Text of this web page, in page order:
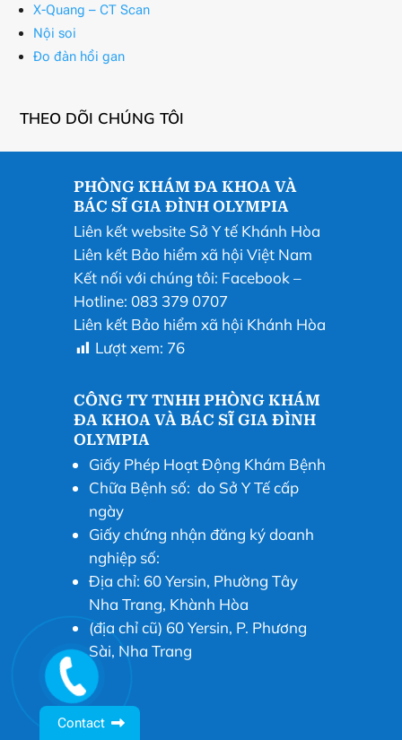
X-Quang – CT Scan
Nội soi
Đo đàn hồi gan
THEO DÕI CHÚNG TÔI
PHÒNG KHÁM ĐA KHOA VÀ
BÁC SĨ GIA ĐÌNH OLYMPIA
Liên kết website Sở Y tế Khánh Hòa
Liên kết Bảo hiểm xã hội Việt Nam
Kết nối với chúng tôi: Facebook–
Hotline: 083 379 0707
Liên kết Bảo hiểm xã hội Khánh Hòa
Lượt xem: 76
CÔNG TY TNHH PHÒNG KHÁM
ĐA KHOA VÀ BÁC SĨ GIA ĐÌNH
OLYMPIA
Giấy Phép Hoạt Động Khám Bệnh
Chữa Bệnh số: do Sở Y Tế cấp
ngày
Giấy chứng nhận đăng ký doanh
nghiệp số:
Địa chỉ: 60 Yersin, Phường Tây
Nha Trang, Khành Hòa
(địa chỉ cũ) 60 Yersin, P. Phương
Sài, Nha Trang
Contact